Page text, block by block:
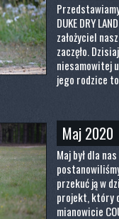
DUKE DRY
założyciel
zaczęło.
niesamowitej
jego rodzice
Maj 2020
Maj był dla
przekuć ją w
projekt, który
mianowicie